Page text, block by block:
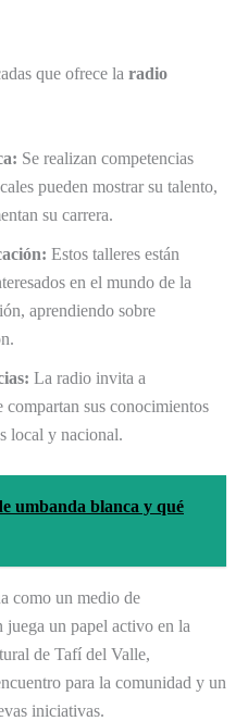
que ofrece la radio
Se realizan competencias
pueden mostrar su talento,
su carrera.
Estos talleres están
en el mundo de la
aprendiendo sobre
La radio invita a
compartan sus conocimientos
local y nacional.
umbanda blanca y qué
como un medio de
un papel activo en la
de Tafí del Valle,
para la comunidad y un
iniciativas.